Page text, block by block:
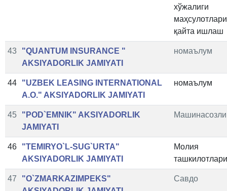
хўжалиги
қайта ишлаш
43
"QUANTUM INSURANCE "
AKSIYADORLIK JAMIYATI
номаълум
44
"UZBEK LEASING INTERNATIONAL
A.O." AKSIYADORLIK JAMIYATI
номаълум
45
"POD`EMNIK" AKSIYADORLIK
JAMIYATI
46
"TEMIRYO`L-SUG`URTA"
AKSIYADORLIK JAMIYATI
Молия
ташкилотлари
47
"O`ZMARKAZIMPEKS"
Савдо